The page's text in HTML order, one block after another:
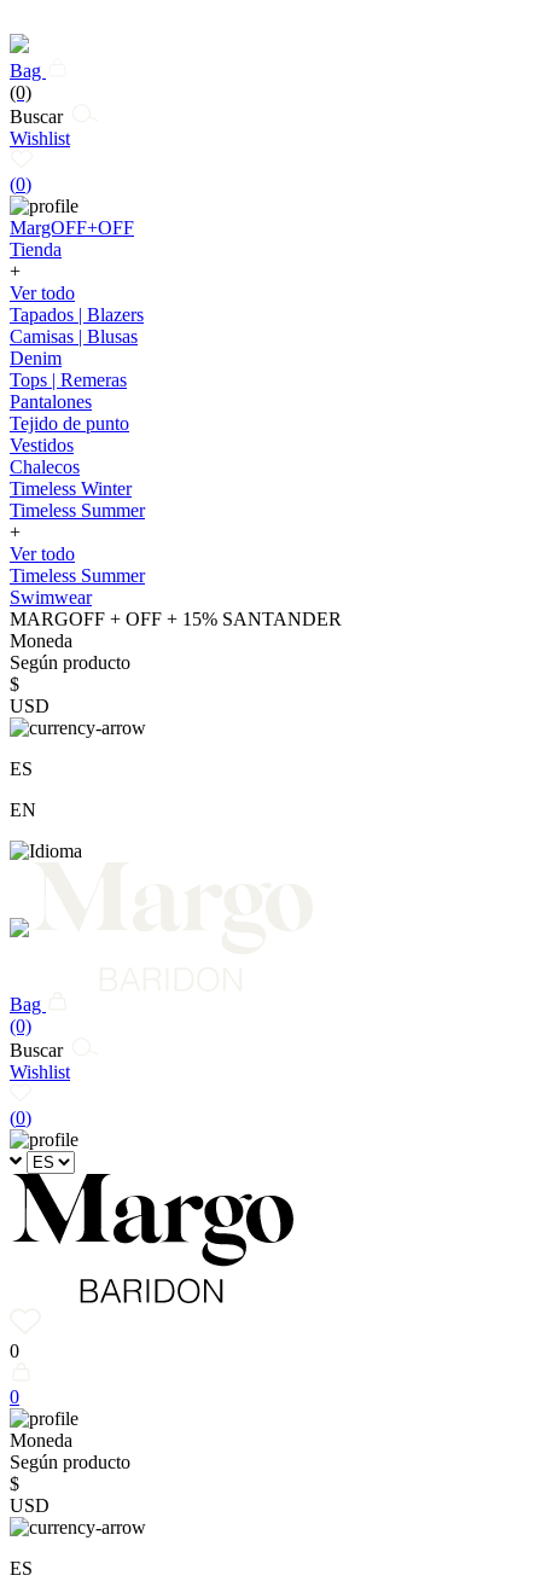
Bag
(0)
Buscar
Wishlist
(0)
MargOFF+OFF
Tienda
+
Ver todo
Tapados | Blazers
Camisas | Blusas
Denim
Tops | Remeras
Pantalones
Tejido de punto
Vestidos
Chalecos
Timeless Winter
Timeless Summer
+
Ver todo
Timeless Summer
Swimwear
MARGOFF + OFF + 15% SANTANDER
Moneda
Según producto
$
USD
ES
EN
Bag
(0)
Buscar
Wishlist
(0)
0
0
Moneda
Según producto
$
USD
ES